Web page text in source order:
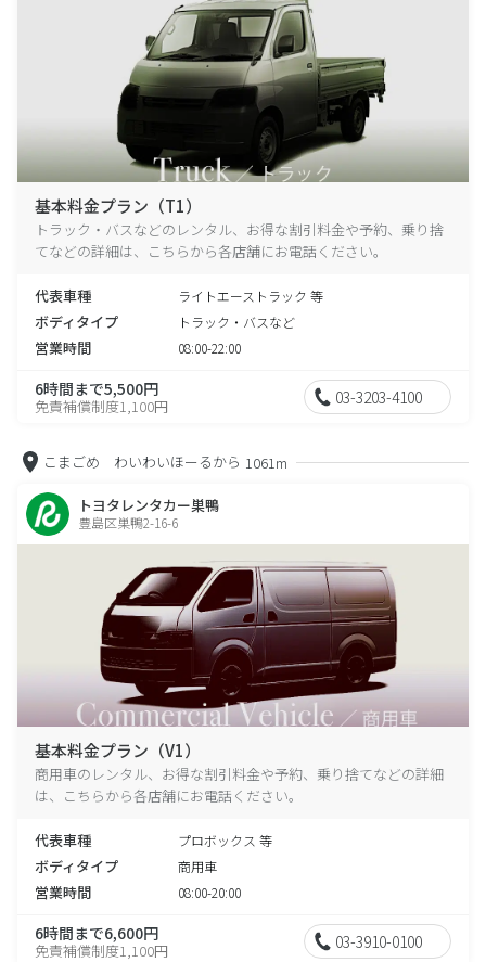
基本料金プラン（T1）
トラック・バスなどのレンタル、お得な割引料金や予約、乗り捨
てなどの詳細は、こちらから各店舗にお電話ください。
代表車種 ライトエーストラック 等
ボディタイプ トラック・バスなど
営業時間 08:00-22:00
6時間まで5,500円
免責補償制度1,100円 03-3203-4100
こまごめ わいわいほーるから 1061m
トヨタレンタカー巣鴨
豊島区巣鴨2-16-6
基本料金プラン（V1）
商用車のレンタル、お得な割引料金や予約、乗り捨てなどの詳細
は、こちらから各店舗にお電話ください。
代表車種 プロボックス 等
ボディタイプ 商用車
営業時間 08:00-20:00
6時間まで6,600円
免責補償制度1,100円 03-3910-0100